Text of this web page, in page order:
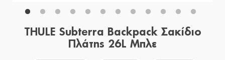
THULE Subterra Backpack Σακίδιο
Πλάτης 26L Μπλε